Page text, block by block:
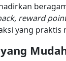
reward
yang praktis